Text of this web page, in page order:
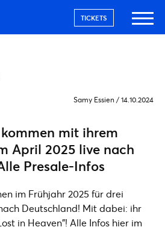
TICKETS
Samy Essien / 14.10.2024
mit ihrem
April 2025 live nach
Presale-Infos
im Frühjahr 2025 für drei
Deutschland! Mit dabei: ihr
in Heaven"! Alle Infos hier im